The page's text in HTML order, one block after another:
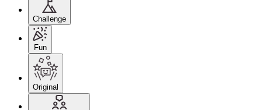
Challenge
Fun
Original